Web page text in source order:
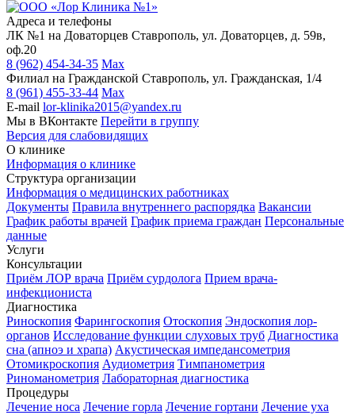
Адреса и телефоны
ЛК №1 на Доваторцев Ставрополь, ул. Доваторцев, д. 59в,
оф.20
8 (962) 454-34-35 Max
Филиал на Гражданской Ставрополь, ул. Гражданская, 1/4
8 (961) 455-33-44 Max
E-mail lor-klinika2015@yandex.ru
Мы в ВКонтакте Перейти в группу
Версия для слабовидящих
О клинике
Информация о клинике
Структура организации
Информация о медицинских работниках
Документы Правила внутреннего распорядка Вакансии
График работы врачей График приема граждан Персональные
данные
Услуги
Консультации
Приём ЛОР врача Приём сурдолога Прием врача-
инфекциониста
Диагностика
Риноскопия Фарингоскопия Отоскопия Эндоскопия лор-
органов Исследование функции слуховых труб Диагностика
сна (апноэ и храпа) Акустическая импедансометрия
Отомикроскопия Аудиометрия Тимпанометрия
Риноманометрия Лабораторная диагностика
Процедуры
Лечение носа Лечение горла Лечение гортани Лечение уха